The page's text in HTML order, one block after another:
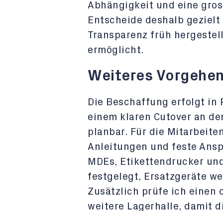
Abhängigkeit und eine
Entscheide deshalb
Transparenz früh
ermöglicht.
Weiteres
Die Beschaffung erfolgt in
einem klaren Cutover an
planbar. Für die
Anleitungen und feste
MDEs, Etikettendrucker
festgelegt, Ersatzgeräte
Zusätzlich prüfe ich einen
weitere Lagerhalle, damit